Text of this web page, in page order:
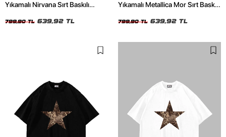
Yıkamalı Nirvana Sırt Baskılı
799,90 TL 639,92 TL
Yıkamalı Metallica Mor Sırt Baskılı
799,90 TL 639,92 TL